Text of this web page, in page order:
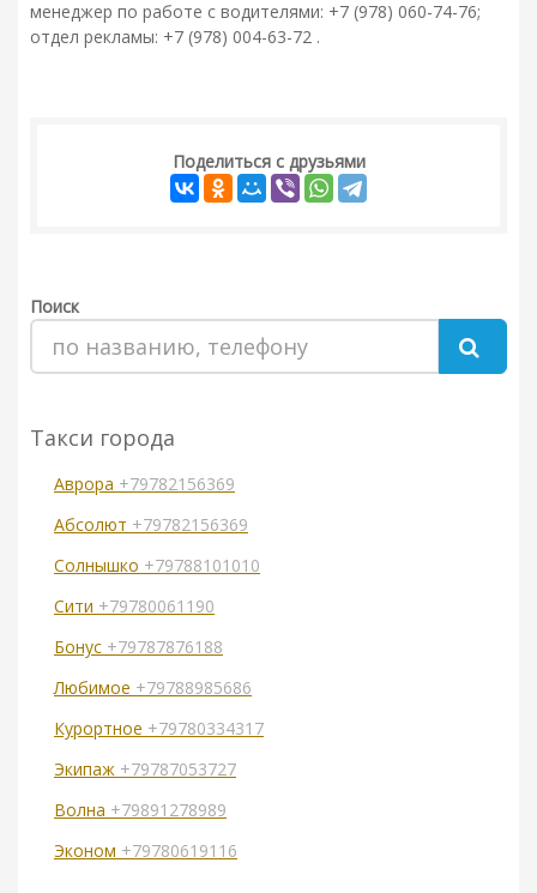
менеджер по работе с водителями: +7 (978) 060-74-76;
отдел рекламы: +7 (978) 004-63-72 .
Поделиться с друзьями
Поиск
Такси города
Аврора +79782156369
Абсолют +79782156369
Солнышко +79788101010
Сити +79780061190
Бонус +79787876188
Любимое +79788985686
Курортное +79780334317
Экипаж +79787053727
Волна +79891278989
Эконом +79780619116